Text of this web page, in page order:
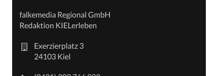
falkemedia Regional GmbH
Redaktion KIELerleben
Exerzierplatz 3
24103 Kiel